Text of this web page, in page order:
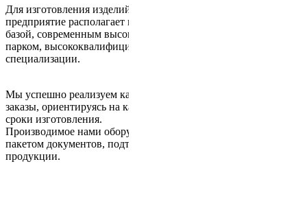
Для изготовления изделий любой сложности наше
предприятие располагает необходимой производственной
базой, современным высокотехнологичным станочным
парком, высококвалифицированными кадрами различной
специализации.
Мы успешно реализуем как единичные, так и серийные
заказы, ориентируясь на качество, гарантии и минимальные
сроки изготовления.
Производимое нами оборудование сопровождается полным
пакетом документов, подтверждающих качество выпускаемой
продукции.